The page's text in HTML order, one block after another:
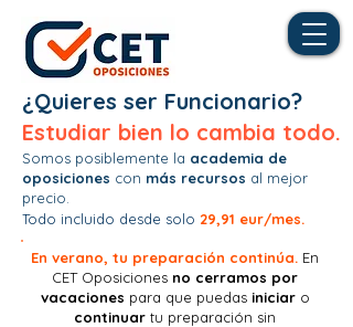
¿Quieres ser Funcionario?
Estudiar bien lo cambia todo.
Somos posiblemente la academia de
oposiciones con más recursos al mejor
precio.
Todo incluido desde solo 29,91 eur/mes.
En verano, tu preparación continúa. En
CET Oposiciones no cerramos por
vacaciones para que puedas iniciar o
continuar tu preparación sin